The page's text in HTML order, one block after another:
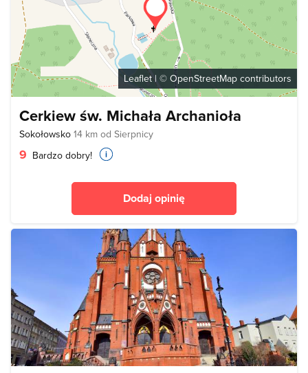
Leaflet| © OpenStreetMap contributors
Cerkiew św. Michała Archanioła
Sokołowsko 14 km od Sierpnicy
9 Bardzo dobry!
Dodaj opinię